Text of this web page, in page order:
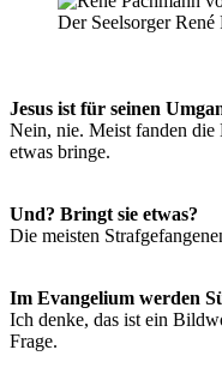
Der Seelsorger
Jesus ist für seinen
Nein, nie. Meist fanden die
etwas bringe.
Und? Bringt sie etwas?
Die meisten
Im Evangelium werden
Ich denke, das ist ein
Frage.